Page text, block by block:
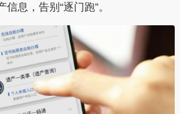
息，告别“逐门跑”。